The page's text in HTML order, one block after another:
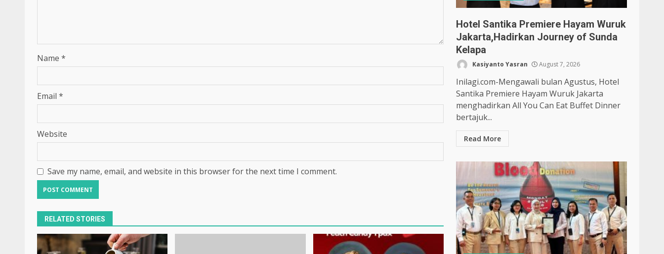
Name *
Email *
Website
Save my name, email, and website in this browser for the next time I comment.
RELATED STORIES
Hotel Santika Premiere Hayam Wuruk
Jakarta,Hadirkan Journey of Sunda
Kelapa
Kasiyanto Yasran August 7, 2026
Inilagi.com-Mengawali bulan Agustus, Hotel
Santika Premiere Hayam Wuruk Jakarta
menghadirkan All You Can Eat Buffet Dinner
bertajuk...
Read More